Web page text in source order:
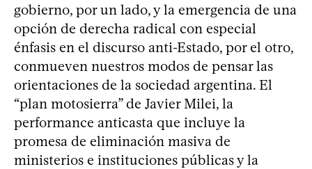
gobierno, por un lado, y la emergencia de una
opción de derecha radical con especial
énfasis en el discurso anti-Estado, por el otro,
conmueven nuestros modos de pensar las
orientaciones de la sociedad argentina. El
“plan motosierra” de Javier Milei, la
performance anticasta que incluye la
promesa de eliminación masiva de
ministerios e instituciones públicas y la